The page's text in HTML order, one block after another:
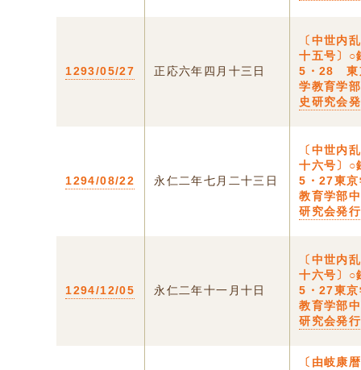
1293/05/27 正応六年四月十三日
〔中世内
十五号〕○
5・28 東
学教育学
史研究会
1294/08/22 永仁二年七月二十三日
〔中世内
十六号〕○
5・27東
教育学部
研究会発行
1294/12/05 永仁二年十一月十日
〔中世内
十六号〕○
5・27東
教育学部
研究会発行
〔由岐康